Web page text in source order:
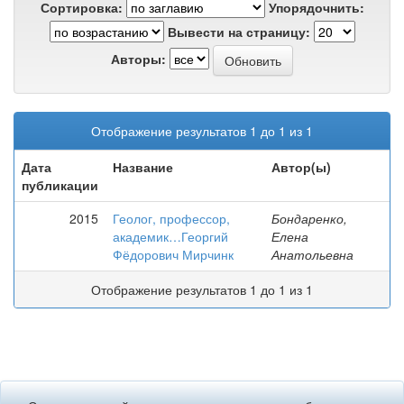
Сортировка:
Упорядочнить:
Вывести на страницу:
Авторы:
Отображение результатов 1 до 1 из 1
Дата
публикации
Название Автор(ы)
2015
Геолог, профессор,
академик…Георгий
Фёдорович Мирчинк
Бондаренко,
Елена
Анатольевна
Отображение результатов 1 до 1 из 1